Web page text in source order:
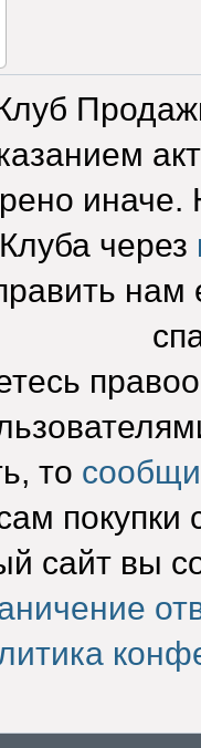
через
нам
то
покупки
сайт вы